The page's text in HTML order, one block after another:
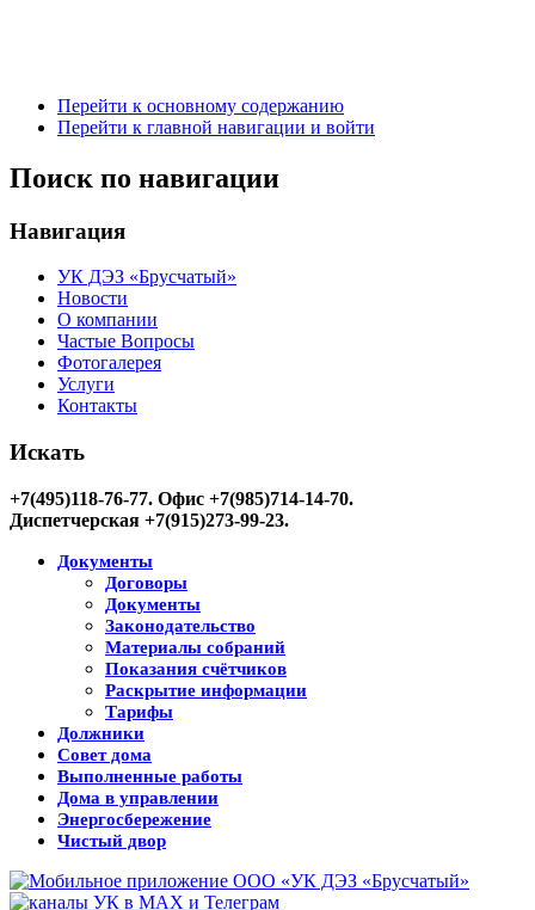
Перейти к основному содержанию
Перейти к главной навигации и войти
Поиск по навигации
Навигация
УК ДЭЗ «Брусчатый»
Новости
О компании
Частые Вопросы
Фотогалерея
Услуги
Контакты
Искать
+7(495)118-76-77. Офис +7(985)714-14-70.
Диспетчерская +7(915)273-99-23.
Документы
Договоры
Документы
Законодательство
Материалы собраний
Показания счётчиков
Раскрытие информации
Тарифы
Должники
Совет дома
Выполненные работы
Дома в управлении
Энергосбережение
Чистый двор